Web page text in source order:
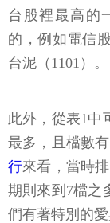
台股裡最高的
的，例如電信
台泥（1101）。
此外，從表1
最多，且檔數
行來看，當時
期則來到7檔之
們有著特別的愛